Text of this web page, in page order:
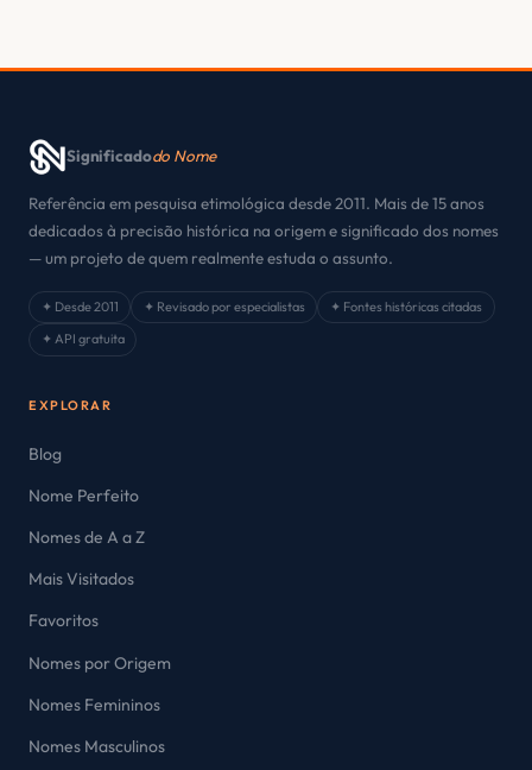
Significadodo Nome
Referência em pesquisa etimológica desde 2011. Mais de 15 anos
dedicados à precisão histórica na origem e significado dos nomes
— um projeto de quem realmente estuda o assunto.
✦ Desde 2011 ✦ Revisado por especialistas
✦ Fontes históricas citadas
✦ API gratuita
EXPLORAR
Blog
Nome Perfeito
Nomes de A a Z
Mais Visitados
Favoritos
Nomes por Origem
Nomes Femininos
Nomes Masculinos